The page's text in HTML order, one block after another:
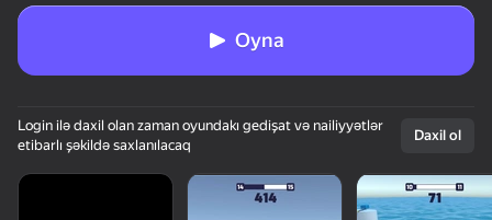
Oyna
Login ilə daxil olan zaman oyundakı gedişat və nailiyyətlər
etibarlı şəkildə saxlanılacaq
Daxil ol